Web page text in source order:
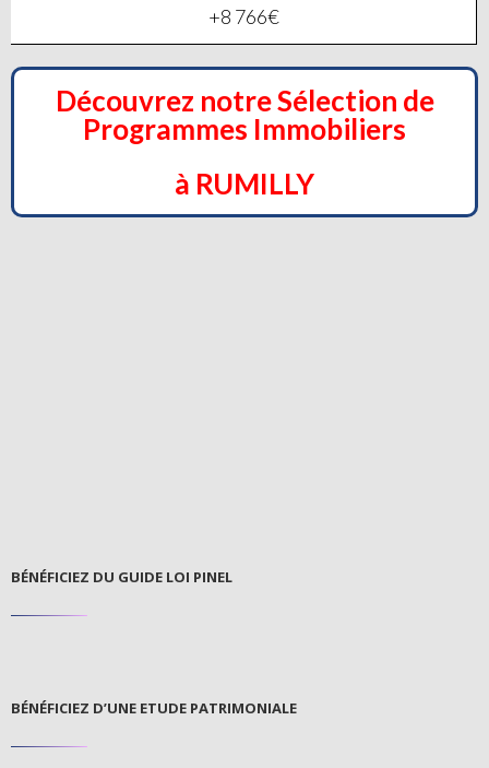
+8 766€
Découvrez notre Sélection de
Programmes Immobiliers
à RUMILLY
BÉNÉFICIEZ DU GUIDE LOI PINEL
BÉNÉFICIEZ D’UNE ETUDE PATRIMONIALE